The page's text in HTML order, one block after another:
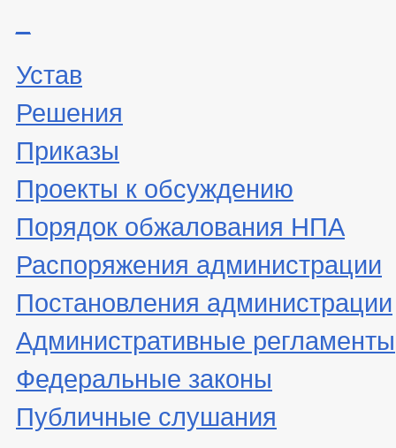
Устав
Решения
Приказы
Проекты к обсуждению
Порядок обжалования НПА
Распоряжения администрации
Постановления администрации
Административные регламенты
Федеральные законы
Публичные слушания